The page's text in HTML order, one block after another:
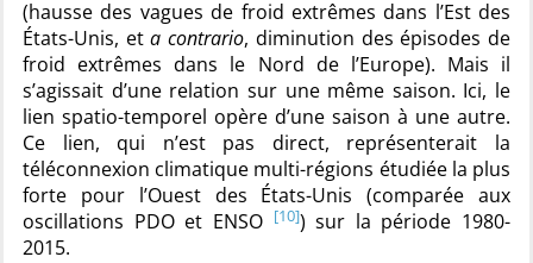
(hausse des vagues de froid extrêmes dans l’Est des
États-Unis, eta contrario, diminution des épisodes de
froid extrêmes dans le Nord de l’Europe). Mais il
s’agissait d’une relation sur une même saison. Ici, le
lien spatio-temporel opère d’une saison à une autre.
Ce lien, qui n’est pas direct, représenterait la
téléconnexion climatique multi-régions étudiée la plus
forte pour l’Ouest des États-Unis (comparée aux
oscillations PDO et ENSO [10]) sur la période 1980-
2015.